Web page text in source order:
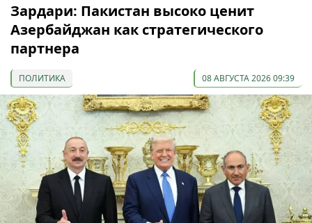
Зардари: Пакистан высоко ценит
Азербайджан как стратегического
партнера
ПОЛИТИКА 08 АВГУСТА 2026 09:39